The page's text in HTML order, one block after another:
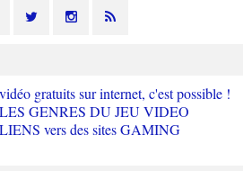
gratuits sur internet, c'est possible !
GENRES DU JEU VIDEO
vers des sites GAMING